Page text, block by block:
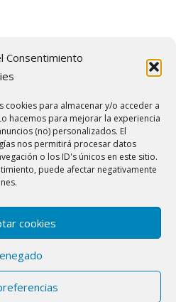
Consentimiento
cookies para almacenar y/o acceder a
hacemos para mejorar la experiencia
(no) personalizados. El
nos permitirá procesar datos
o los ID's únicos en este sitio.
puede afectar negativamente
cookies
las Redes
1, bajos 3local 08800 Vilanova i la
|Avisos legales|Cookies|
de privacidad
marcas registradas. Ofrecemos
a domicilio aunque no somos el